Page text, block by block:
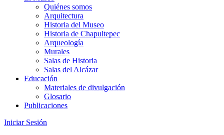
Quiénes somos
Arquitectura
Historia del Museo
Historia de Chapultepec
Arqueología
Murales
Salas de Historia
Salas del Alcázar
Educación
Materiales de divulgación
Glosario
Publicaciones
Iniciar Sesión